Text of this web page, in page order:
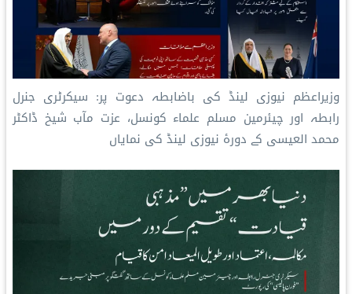
وزیراعظم نیوزی لینڈ کی باضابطہ دعوت پر: سیکرٹری جنرل
رابطہ اور چیئرمین مسلم علماء کونسل، عزت مآب شیخ ڈاکٹر
محمد العیسی کے دورۂ نیوزی لینڈ کی نمایاں